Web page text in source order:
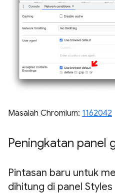
Masalah Chromium: 1162042
Peningkatan panel
Pintasan baru untuk
dihitung di panel Styles